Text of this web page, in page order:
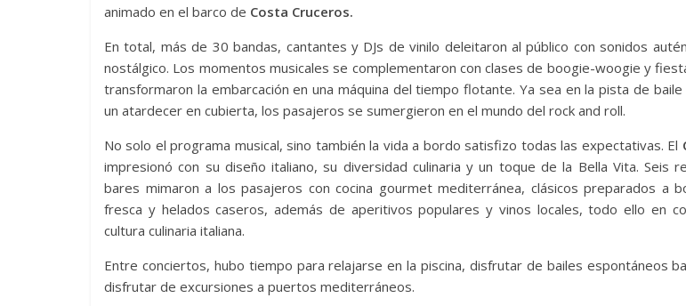
animado en el barco de Costa Cruceros.
En total, más de 30 bandas, cantantes y DJs de vinilo deleitaron al público con sonidos
nostálgico. Los momentos musicales se complementaron con clases de boogie-woogie y
transformaron la embarcación en una máquina del tiempo flotante. Ya sea en la pista de
un atardecer en cubierta, los pasajeros se sumergieron en el mundo del rock and roll.
No solo el programa musical, sino también la vida a bordo satisfizo todas las expectativas. El
impresionó con su diseño italiano, su diversidad culinaria y un toque de la Bella Vita. Seis
bares mimaron a los pasajeros con cocina gourmet mediterránea, clásicos preparados a
fresca y helados caseros, además de aperitivos populares y vinos locales, todo ello en
cultura culinaria italiana.
Entre conciertos, hubo tiempo para relajarse en la piscina, disfrutar de bailes espontáneos
disfrutar de excursiones a puertos mediterráneos.